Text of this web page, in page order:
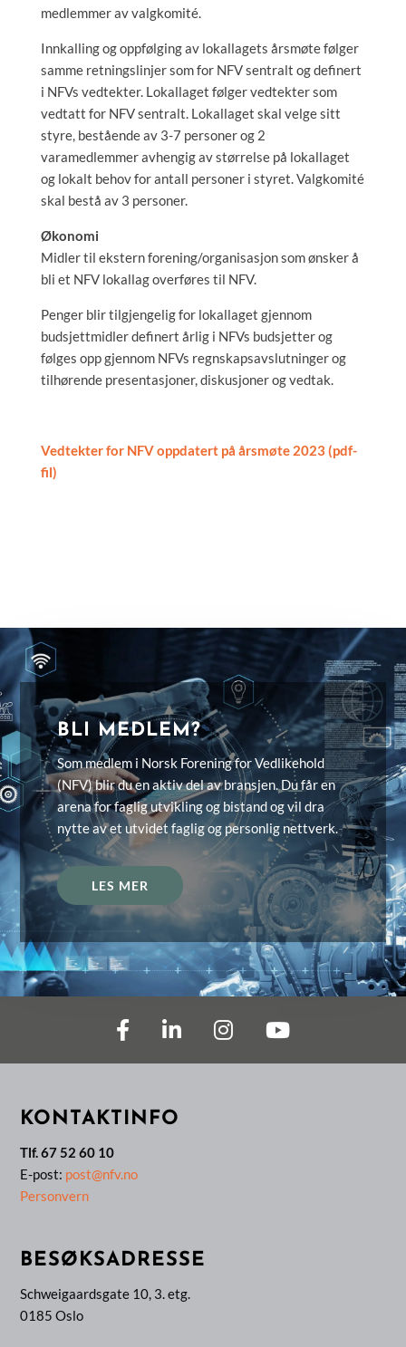
medlemmer av valgkomité.
Innkalling og oppfølging av lokallagets årsmøte følger
samme retningslinjer som for NFV sentralt og definert
i NFVs vedtekter. Lokallaget følger vedtekter som
vedtatt for NFV sentralt. Lokallaget skal velge sitt
styre, bestående av 3-7 personer og 2
varamedlemmer avhengig av størrelse på lokallaget
og lokalt behov for antall personer i styret. Valgkomité
skal bestå av 3 personer.
Økonomi
Midler til ekstern forening/organisasjon som ønsker å
bli et NFV lokallag overføres til NFV.
Penger blir tilgjengelig for lokallaget gjennom
budsjettmidler definert årlig i NFVs budsjetter og
følges opp gjennom NFVs regnskapsavslutninger og
tilhørende presentasjoner, diskusjoner og vedtak.
Vedtekter for NFV oppdatert på årsmøte 2023 (pdf-
fil)
BLI MEDLEM?
Som medlem i Norsk Forening for Vedlikehold
(NFV) blir du en aktiv del av bransjen. Du får en
arena for faglig utvikling og bistand og vil dra
nytte av et utvidet faglig og personlig nettverk.
LES MER
KONTAKTINFO
Tlf. 67 52 60 10
E-post: post@nfv.no
Personvern
BESØKSADRESSE
Schweigaardsgate 10, 3. etg.
0185 Oslo